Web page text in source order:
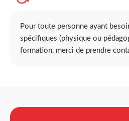
Pour toute personne ayant
spécifiques (physique ou
formation, merci de prendre